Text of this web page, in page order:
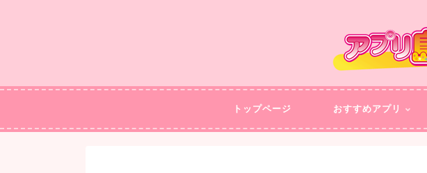
トップページ おすすめアプリ